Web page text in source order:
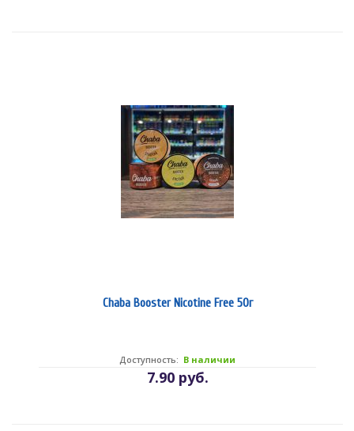
Chaba Booster Nicotine Free 50г
7.90 руб.
Доступность: В наличии